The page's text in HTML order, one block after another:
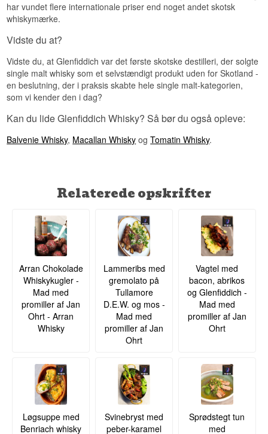
har vundet flere internationale priser end noget andet skotsk
whiskymærke.
Vidste du at?
Vidste du, at Glenfiddich var det første skotske destilleri, der solgte
single malt whisky som et selvstændigt produkt uden for Skotland -
en beslutning, der i praksis skabte hele single malt-kategorien,
som vi kender den i dag?
Kan du lide Glenfiddich Whisky? Så bør du også opleve:
Balvenie Whisky, Macallan Whisky ogTomatin Whisky.
Relaterede opskrifter
Arran Chokolade
Whiskykugler -
Mad med
promiller af Jan
Ohrt - Arran
Whisky
Lammeribs med
gremolato på
Tullamore
D.E.W. og mos -
Mad med
promiller af Jan
Ohrt
Vagtel med
bacon, abrikos
og Glenfiddich -
Mad med
promiller af Jan
Ohrt
Løgsuppe med
Benriach whisky
Svinebryst med
peber-karamel
Sprødstegt tun
med